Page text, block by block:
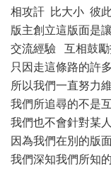
相攻訐 比大小 彼
版主創立這版面是
交流經驗 互相鼓勵
只因走這條路的許
所以我們一直努力
我們所追尋的不是
我們也不會針對某
因為我們在別的版
我們深知我們所知